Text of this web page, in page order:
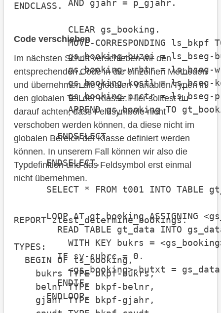
AND gjahr = p_gjahr.
CLEAR gs_booking.
MOVE-CORRESPONDING ls_bkpf
gs_booking-buzei = ls_bseg-
gs_booking-wrbtr = ls_bseg-
gs_booking-kostl = ls_bseg-
gs_booking-prctr = ls_bseg-
APPEND gs_booking TO
ENDSELECT.
ENDSELECT.
SELECT * FROM t001 INTO TABLE
LOOP AT gt_booking ASSIGNING
READ TABLE gt_data INTO
WITH KEY bukrs =
IF sy-subrc = 0.
<gs_booking>-butxt =
ENDIF.
ENDLOOP.
ENDCLASS.
Code verschieben
Im nächsten Schritt verschieben wir den
entsprechenden Code in die einzelnen Methoden
und übernehmen die globalen Variablen/Typen in
den globalen Teil der Klasse. Hier solltest du
darauf achten, dass Feldsymbole nicht
verschoben werden können, da diese nicht im
globalen Bereich der Klasse definiert werden
können. In unserem Fall können wir also die
Typdefinition und das Feldsymbol erst einmal
nicht übernehmen.
REPORT ztest_determine_bookings.
TYPES:
BEGIN OF ts_booking,
bukrs TYPE bkpf-bukrs,
belnr TYPE bkpf-belnr,
gjahr TYPE bkpf-gjahr,